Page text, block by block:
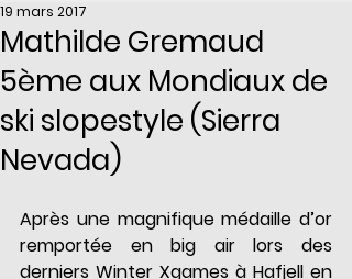
Mathilde Gremaud
5ème aux Mondiaux de
ski slopestyle (Sierra
Nevada)
19 mars 2017
Après une magnifique médaille d’or
remportée en big air lors des
derniers Winter Xgames à Hafjell en